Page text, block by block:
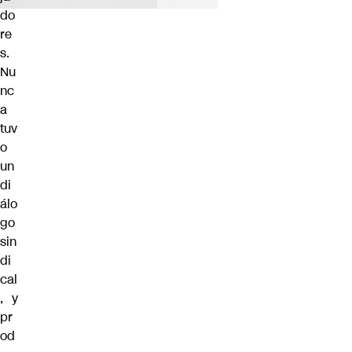
do
re
s.
Nu
nc
a
tuv
o
un
di
álo
go
sin
di
cal
, y
pr
od